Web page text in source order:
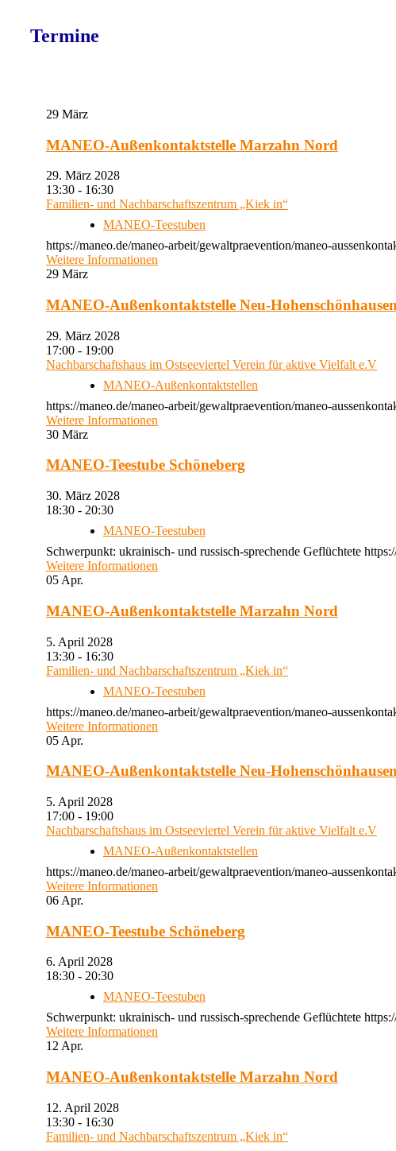
Termine
29 März
MANEO-Außenkontaktstelle Marzahn Nord
29. März 2028
13:30 - 16:30
Familien- und Nachbarschaftszentrum „Kiek in“
MANEO-Teestuben
https://maneo.de/maneo-arbeit/gewaltpraevention/maneo-
Weitere Informationen
29 März
MANEO-Außenkontaktstelle Neu-Hohenschönhausen
29. März 2028
17:00 - 19:00
Nachbarschaftshaus im Ostseeviertel Verein für aktive Vielfalt e.V
MANEO-Außenkontaktstellen
https://maneo.de/maneo-arbeit/gewaltpraevention/maneo-
Weitere Informationen
30 März
MANEO-Teestube Schöneberg
30. März 2028
18:30 - 20:30
MANEO-Teestuben
Schwerpunkt: ukrainisch- und russisch-sprechende Geflüchtete
Weitere Informationen
05 Apr.
MANEO-Außenkontaktstelle Marzahn Nord
5. April 2028
13:30 - 16:30
Familien- und Nachbarschaftszentrum „Kiek in“
MANEO-Teestuben
https://maneo.de/maneo-arbeit/gewaltpraevention/maneo-
Weitere Informationen
05 Apr.
MANEO-Außenkontaktstelle Neu-
5. April 2028
17:00 - 19:00
Nachbarschaftshaus im Ostseeviertel Verein für aktive Vielfalt e.V
MANEO-Außenkontaktstellen
https://maneo.de/maneo-arbeit/gewaltpraevention/maneo-
Weitere Informationen
06 Apr.
MANEO-Teestube Schöneberg
6. April 2028
18:30 - 20:30
MANEO-Teestuben
Schwerpunkt: ukrainisch- und russisch-sprechende Geflüchtete
Weitere Informationen
12Apr.
MANEO-Außenkontaktstelle Marzahn Nord
12. April 2028
13:30 - 16:30
Familien- und Nachbarschaftszentrum „Kiek in“